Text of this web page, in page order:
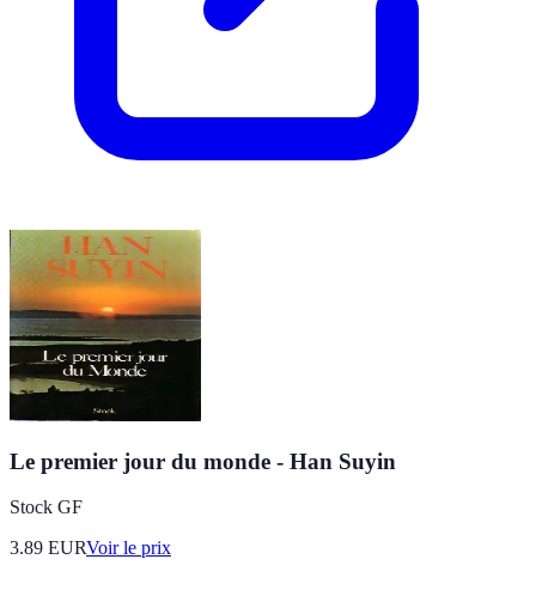
Le premier jour du monde - Han Suyin
Stock GF
3.89 EURVoir le prix